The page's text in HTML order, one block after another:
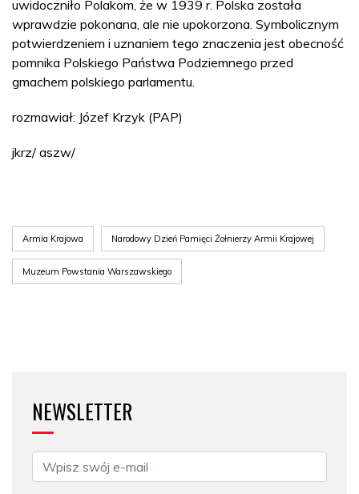
uwidoczniło Polakom, że w 1939 r. Polska została
wprawdzie pokonana, ale nie upokorzona. Symbolicznym
potwierdzeniem i uznaniem tego znaczenia jest obecność
pomnika Polskiego Państwa Podziemnego przed
gmachem polskiego parlamentu.
rozmawiał: Józef Krzyk (PAP)
jkrz/ aszw/
Armia Krajowa Narodowy Dzień Pamięci Żołnierzy Armii Krajowej
Muzeum Powstania Warszawskiego
NEWSLETTER